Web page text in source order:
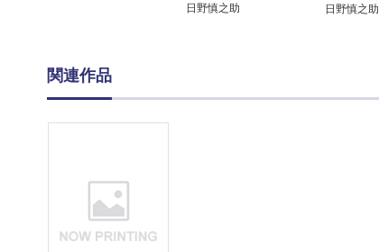
日野慎之助
日野慎之助
関連作品